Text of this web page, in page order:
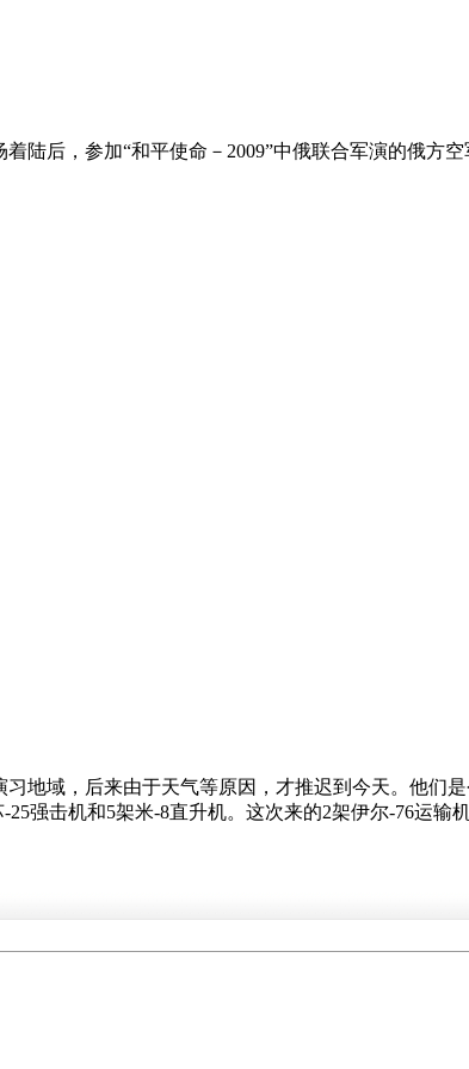
陆后，参加“和平使命－2009”中俄联合军演的俄方空
域，后来由于天气等原因，才推迟到今天。他们
强击机和5架米-8直升机。这次来的2架伊尔-76运